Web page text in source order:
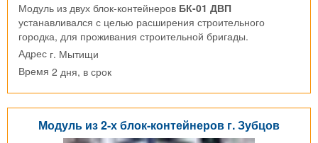
Модуль из двух блок-контейнеров БК-01 ДВП
устанавливался с целью расширения строительного
городка, для проживания строительной бригады.
Адрес г. Мытищи
Время 2 дня, в срок
Модуль из 2-х блок-контейнеров г. Зубцов